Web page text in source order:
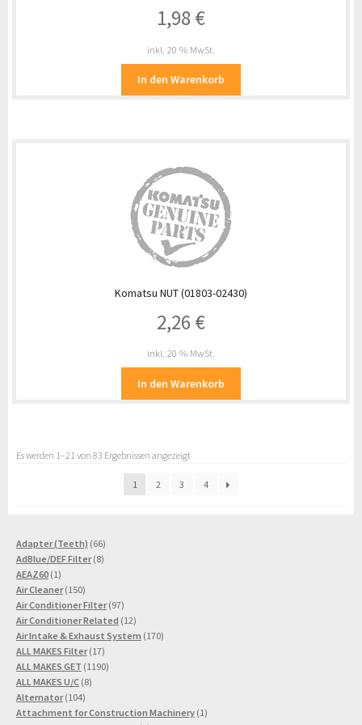
1,98 €
inkl. 20 % MwSt.
In den Warenkorb
Komatsu NUT (01803-02430)
2,26 €
inkl. 20 % MwSt.
In den Warenkorb
Es werden 1–21 von 83 Ergebnissen angezeigt
1 2 3 4
Adapter (Teeth) 6666
Produkte
AdBlue/DEF Filter 88
AEAZ60 11
Produkt
Air Cleaner 150150
Produkte
Air Conditioner Filter 9797
Produkte
Air Conditioner Related 1212
Produkte
Air Intake & Exhaust System 170170
ALL MAKES Filter 1717
Produkte
ALL MAKES GET 11901190
ALL MAKES U/C 88
Alternator 104104
Produkte
Attachment for Construction Machinery 11